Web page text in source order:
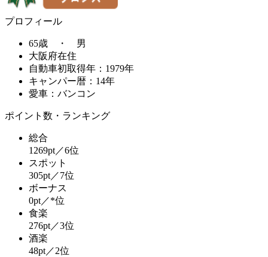
プロフィール
65歳 ・ 男
大阪府在住
自動車初取得年：1979年
キャンパー暦：14年
愛車：バンコン
ポイント数・ランキング
総合
1269pt／6位
スポット
305pt／7位
ボーナス
0pt／*位
食楽
276pt／3位
酒楽
48pt／2位